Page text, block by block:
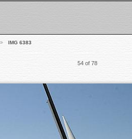
IMG 6383
54 of 78